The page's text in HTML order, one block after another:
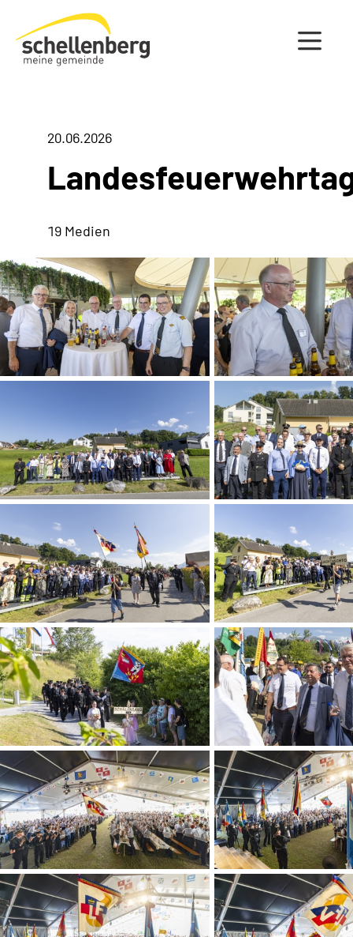
Gemeinde Schellenberg Startseite
20.06.2026
19 Medien